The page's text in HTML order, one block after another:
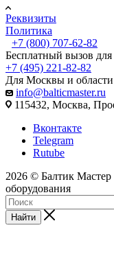
Реквизиты
Политика
+7 (800) 707-62-82
Бесплатный вызов для
+7 (495) 221-82-82
Для Москвы и области
info@balticmaster.ru
115432, Москва,
Вконтакте
Telegram
Rutube
2026 © Балтик
оборудования
Найти